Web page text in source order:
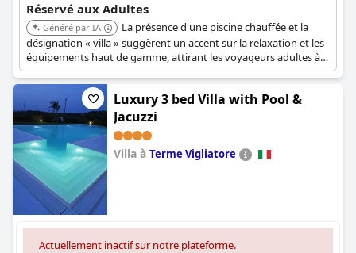
Réservé aux Adultes
Généré par IA
La présence d'une piscine chauffée et la
désignation « villa » suggèrent un accent sur la relaxation et les
équipements haut de gamme, attirant les voyageurs adultes à
la recherche d'un séjour luxueux et confortable. L'emplacement
à Ficarra offre un cadre paisible à la campagne.
Luxury 3 bed Villa with Pool &
Jacuzzi
Villa à Terme Vigliatore
Actuellement inactif sur notre plateforme.